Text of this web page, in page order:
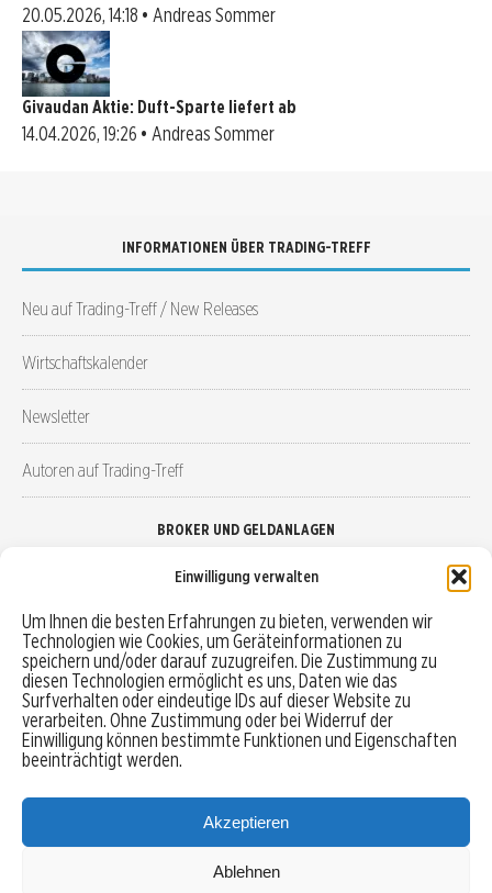
Einwilligung verwalten
Um Ihnen die besten Erfahrungen zu bieten, verwenden wir
Technologien wie Cookies, um Geräteinformationen zu
speichern und/oder darauf zuzugreifen. Die Zustimmung zu
diesen Technologien ermöglicht es uns, Daten wie das
Surfverhalten oder eindeutige IDs auf dieser Website zu
verarbeiten. Ohne Zustimmung oder bei Widerruf der
Einwilligung können bestimmte Funktionen und Eigenschaften
beeinträchtigt werden.
Akzeptieren
Ablehnen
20.05.2026, 14:18 • Andreas Sommer
Givaudan Aktie: Duft-Sparte liefert ab
14.04.2026, 19:26 • Andreas Sommer
INFORMATIONEN ÜBER TRADING-TREFF
Neu auf Trading-Treff / New Releases
Wirtschaftskalender
Newsletter
Autoren auf Trading-Treff
BROKER UND GELDANLAGEN
Robo-Advisor vergleichen
Depotvergleich
Festgeld vergleichen
Tagesgeld vergleichen